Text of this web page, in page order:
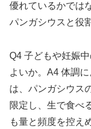
優れているかでは
パンガシウスと役
Q4 子どもや妊娠
よいか。A4 体調
は、パンガシウス
限定し、生で食べ
も量と頻度を控え